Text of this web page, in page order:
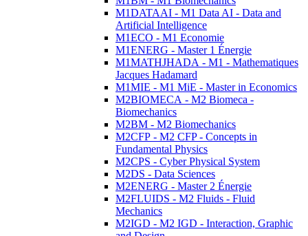
M1DATAAI - M1 Data AI - Data and
Artificial Intelligence
M1ECO - M1 Economie
M1ENERG - Master 1 Énergie
M1MATHJHADA - M1 - Mathematiques
Jacques Hadamard
M1MIE - M1 MiE - Master in Economics
M2BIOMECA - M2 Biomeca -
Biomechanics
M2BM - M2 Biomechanics
M2CFP - M2 CFP - Concepts in
Fundamental Physics
M2CPS - Cyber Physical System
M2DS - Data Sciences
M2ENERG - Master 2 Énergie
M2FLUIDS - M2 Fluids - Fluid
Mechanics
M2IGD - M2 IGD - Interaction, Graphic